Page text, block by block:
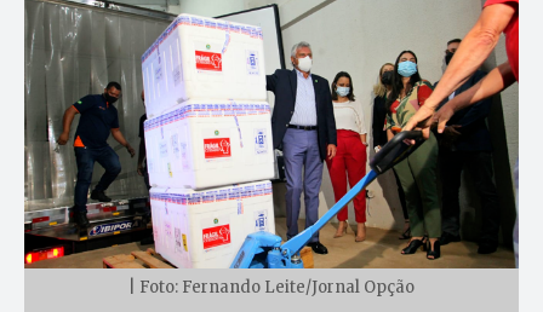
| Foto: Fernando Leite/Jornal Opção